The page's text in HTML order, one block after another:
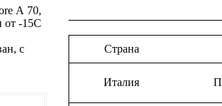
А 70,
от -15С
с
Страна
Италия